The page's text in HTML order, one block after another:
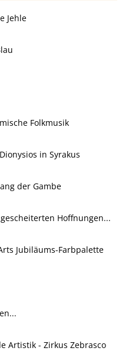
Jehle
Folkmusik
in Syrakus
der Gambe
Hoffnungen...
Jubiläums-Farbpalette
Artistik - Zirkus Zebrasco